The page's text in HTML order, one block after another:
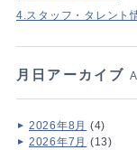
4.スタッフ・タレント
月日アーカイブ
2026年8月 (4)
2026年7月 (13)